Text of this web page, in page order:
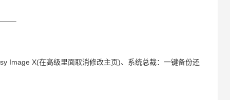
Image X(在高级里面取消修改主页)、系统总裁：一键备份还